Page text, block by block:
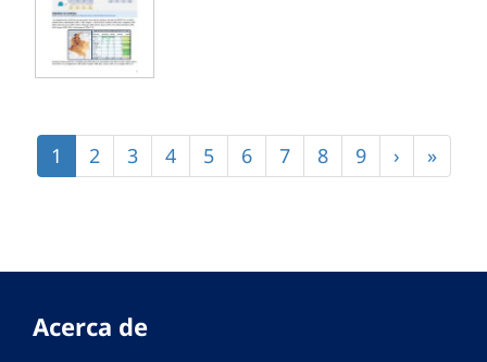
Página
actual
1 Página
2 Página
3 Página
4 Página
5 Página
6 Página
7 Página
8 Página
9
Siguiente
página
› »
Acerca de